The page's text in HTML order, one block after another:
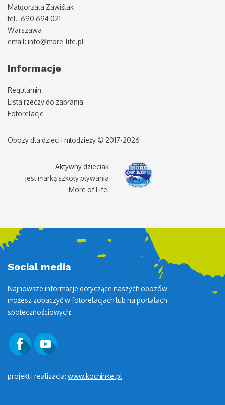
Małgorzata Zawiślak
tel. 690 694 021
Warszawa
email: info@more-life.pl
Informacje
Regulamin
Lista rzeczy do zabrania
Fotorelacje
Obozy dla dzieci i młodzieży © 2017-2026
Aktywny dzieciak
jest marką szkoły pływania
More of Life:
Social media
Najnowsze informacje dotyczące naszych obozów
możesz zobaczyć w fotorelacjach lub na portalach
społecznościowych:
projekt i realizacja: www.kochinke.pl